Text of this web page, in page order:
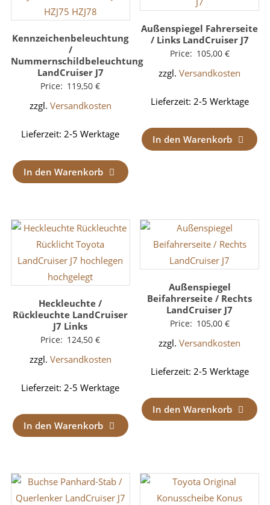
Kennzeichenbeleuchtung
/
Nummernschildbeleuchtung
LandCruiser J7
Price: 119,50€
zzgl. Versandkosten
Lieferzeit:2-5 Werktage
In den Warenkorb
Außenspiegel Fahrerseite
/ Links LandCruiser J7
Price: 105,00 €
zzgl.Versandkosten
Lieferzeit: 2-5 Werktage
In den Warenkorb
Heckleuchte /
Rückleuchte LandCruiser
J7 Links
Price: 124,50€
zzgl. Versandkosten
Lieferzeit:2-5 Werktage
In den Warenkorb
Außenspiegel
Beifahrerseite / Rechts
LandCruiser J7
Price: 105,00 €
zzgl.Versandkosten
Lieferzeit: 2-5 Werktage
In den Warenkorb